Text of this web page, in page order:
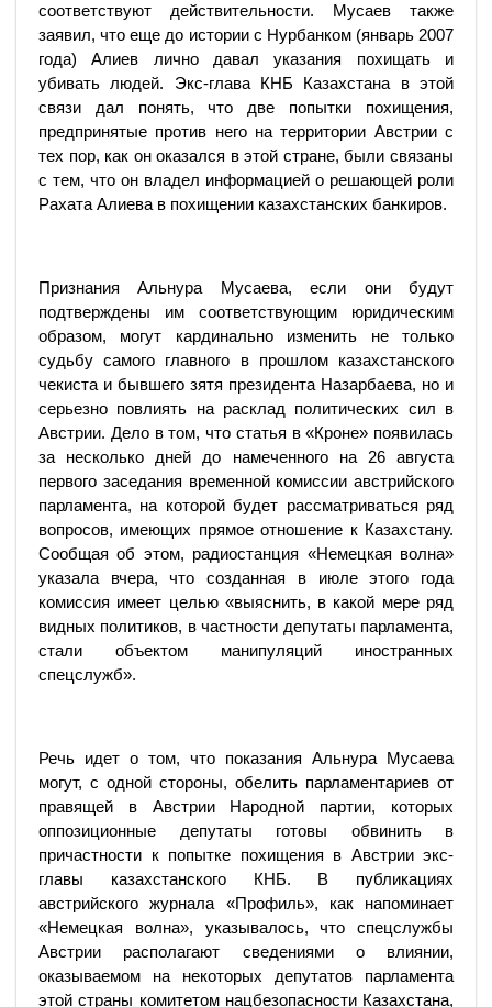
соответствуют действительности. Мусаев также
заявил, что еще до истории с Нурбанком (январь 2007
года) Алиев лично давал указания похищать и
убивать людей. Экс-глава КНБ Казахстана в этой
связи дал понять, что две попытки похищения,
предпринятые против него на территории Австрии с
тех пор, как он оказался в этой стране, были связаны
с тем, что он владел информацией о решающей роли
Рахата Алиева в похищении казахстанских банкиров.
Признания Альнура Мусаева, если они будут
подтверждены им соответствующим юридическим
образом, могут кардинально изменить не только
судьбу самого главного в прошлом казахстанского
чекиста и бывшего зятя президента Назарбаева, но и
серьезно повлиять на расклад политических сил в
Австрии. Дело в том, что статья в «Кроне» появилась
за несколько дней до намеченного на 26 августа
первого заседания временной комиссии австрийского
парламента, на которой будет рассматриваться ряд
вопросов, имеющих прямое отношение к Казахстану.
Сообщая об этом, радиостанция «Немецкая волна»
указала вчера, что созданная в июле этого года
комиссия имеет целью «выяснить, в какой мере ряд
видных политиков, в частности депутаты парламента,
стали объектом манипуляций иностранных
спецслужб».
Речь идет о том, что показания Альнура Мусаева
могут, с одной стороны, обелить парламентариев от
правящей в Австрии Народной партии, которых
оппозиционные депутаты готовы обвинить в
причастности к попытке похищения в Австрии экс-
главы казахстанского КНБ. В публикациях
австрийского журнала «Профиль», как напоминает
«Немецкая волна», указывалось, что спецслужбы
Австрии располагают сведениями о влиянии,
оказываемом на некоторых депутатов парламента
этой страны комитетом нацбезопасности Казахстана,